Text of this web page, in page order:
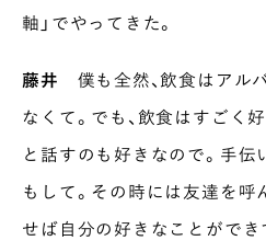
軸」でやってきた。
藤井 僕も全然、飲食はアル
なくて。でも、飲食はすごく
と話すのも好きなので。手伝
もして。その時には友達を呼
せば自分の好きなことがで